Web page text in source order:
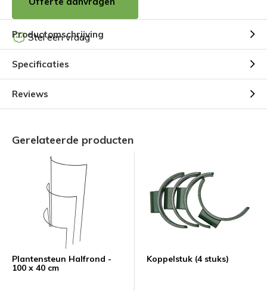
Stel een vraag
Productomschrijving
Specificaties
Reviews
Gerelateerde producten
Plantensteun Halfrond -
100 x 40 cm
Koppelstuk (4 stuks)